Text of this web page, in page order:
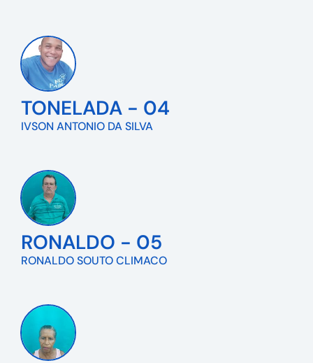
TONELADA - 04
IVSON ANTONIO DA SILVA
RONALDO - 05
RONALDO SOUTO CLIMACO